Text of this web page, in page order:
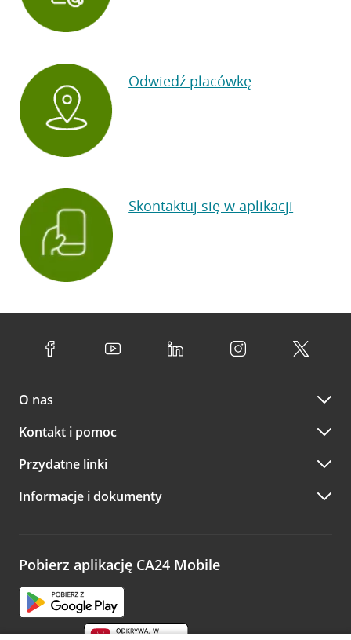
Odwiedź placówkę
Skontaktuj się w aplikacji
O nas
Kontakt i pomoc
Przydatne linki
Informacje i dokumenty
Pobierz aplikację CA24 Mobile